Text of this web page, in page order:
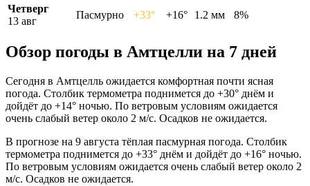
Четверг
13 авг
Пасмурно +33° +16° 1.2 мм 8%
Обзор погоды в Амтцелли на 7 дней
Сегодня в Амтцелль ожидается комфортная почти ясная
погода. Столбик термометра поднимется до +30° днём и
дойдёт до +14° ночью. По ветровым условиям ожидается
очень слабый ветер около 2 м/с. Осадков не ожидается.
В прогнозе на 9 августа тёплая пасмурная погода. Столбик
термометра поднимется до +33° днём и дойдёт до +16° ночью.
По ветровым условиям ожидается очень слабый ветер около 2
м/с. Осадков не ожидается.